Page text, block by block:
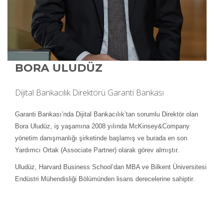
BORA ULUDÜZ
Dijital Bankacılık Direktörü Garanti Bankası
Garanti Bankası’nda Dijital Bankacılık’tan sorumlu Direktör olan
Bora Uludüz, iş yaşamına 2008 yılında McKinsey&Company
yönetim danışmanlığı şirketinde başlamış ve burada en son
Yardımcı Ortak (Associate Partner) olarak görev almıştır.
Uludüz, Harvard Business School’dan MBA ve Bilkent Üniversitesi
Endüstri Mühendisliği Bölümünden lisans derecelerine sahiptir.